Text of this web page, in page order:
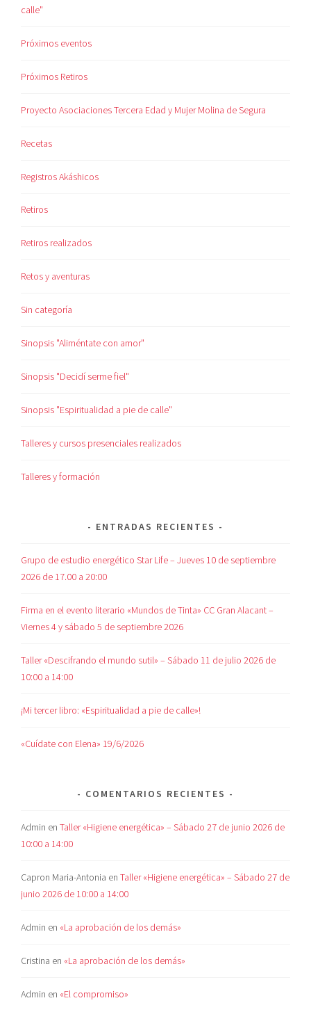
calle"
Próximos eventos
Próximos Retiros
Proyecto Asociaciones Tercera Edad y Mujer Molina de Segura
Recetas
Registros Akáshicos
Retiros
Retiros realizados
Retos y aventuras
Sin categoría
Sinopsis "Aliméntate con amor"
Sinopsis "Decidí serme fiel"
Sinopsis "Espiritualidad a pie de calle"
Talleres y cursos presenciales realizados
Talleres y formación
ENTRADAS RECIENTES
Grupo de estudio energético Star Life – Jueves 10 de septiembre
2026 de 17.00 a 20:00
Firma en el evento literario «Mundos de Tinta» CC Gran Alacant –
Viernes 4 y sábado 5 de septiembre 2026
Taller «Descifrando el mundo sutil» – Sábado 11 de julio 2026 de
10:00 a 14:00
¡Mi tercer libro: «Espiritualidad a pie de calle»!
«Cuídate con Elena» 19/6/2026
COMENTARIOS RECIENTES
Admin enTaller «Higiene energética» – Sábado 27 de junio 2026 de
10:00 a 14:00
Capron Maria-Antonia enTaller «Higiene energética» – Sábado 27 de
junio 2026 de 10:00 a 14:00
Admin en «La aprobación de los demás»
Cristina en «La aprobación de los demás»
Admin en «El compromiso»